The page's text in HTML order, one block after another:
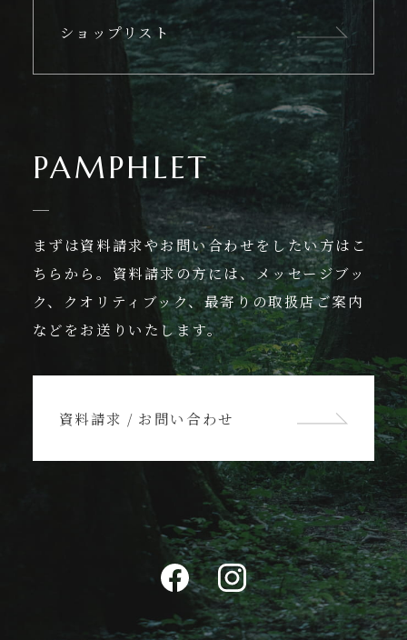
ショップリスト
PAMPHLET
まずは資料請求やお問い合わせをしたい方はこ
ちらから。資料請求の方には、メッセージブッ
ク、クオリティブック、最寄りの取扱店ご案内
などをお送りいたします。
資料請求 / お問い合わせ